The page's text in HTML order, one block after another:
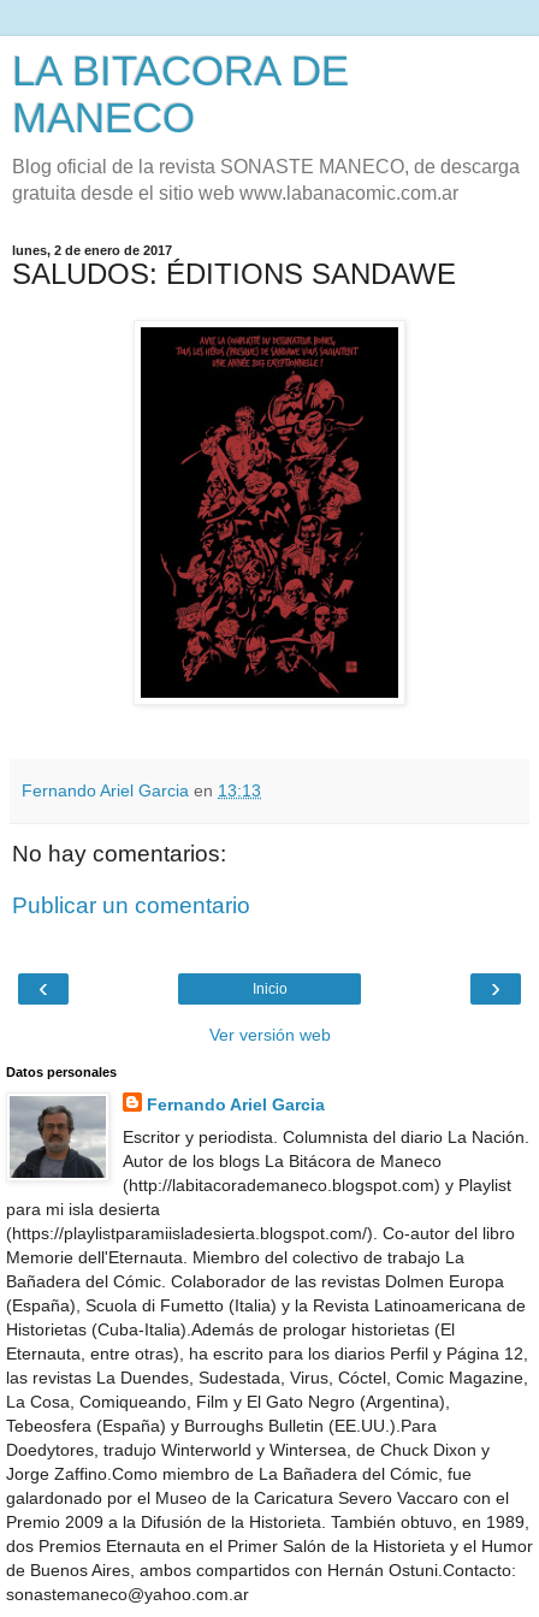
LA BITACORA DE
MANECO
Blog oficial de la revista SONASTE MANECO, de descarga
gratuita desde el sitio web www.labanacomic.com.ar
lunes, 2 de enero de 2017
SALUDOS: ÉDITIONS SANDAWE
Fernando Ariel Garcia en 13:13
No hay comentarios:
Publicar un comentario
‹ ›
Inicio
Ver versión web
Datos personales
Fernando Ariel Garcia
Escritor y periodista. Columnista del diario La Nación.
Autor de los blogs La Bitácora de Maneco
(http://labitacorademaneco.blogspot.com) y Playlist
para mi isla desierta
(https://playlistparamiisladesierta.blogspot.com/). Co-autor del libro
Memorie dell'Eternauta. Miembro del colectivo de trabajo La
Bañadera del Cómic. Colaborador de las revistas Dolmen Europa
(España), Scuola di Fumetto (Italia) y la Revista Latinoamericana de
Historietas (Cuba-Italia).Además de prologar historietas (El
Eternauta, entre otras), ha escrito para los diarios Perfil y Página 12,
las revistas La Duendes, Sudestada, Virus, Cóctel, Comic Magazine,
La Cosa, Comiqueando, Film y El Gato Negro (Argentina),
Tebeosfera (España) y Burroughs Bulletin (EE.UU.).Para
Doedytores, tradujo Winterworld y Wintersea, de Chuck Dixon y
Jorge Zaffino.Como miembro de La Bañadera del Cómic, fue
galardonado por el Museo de la Caricatura Severo Vaccaro con el
Premio 2009 a la Difusión de la Historieta. También obtuvo, en 1989,
dos Premios Eternauta en el Primer Salón de la Historieta y el Humor
de Buenos Aires, ambos compartidos con Hernán Ostuni.Contacto:
sonastemaneco@yahoo.com.ar